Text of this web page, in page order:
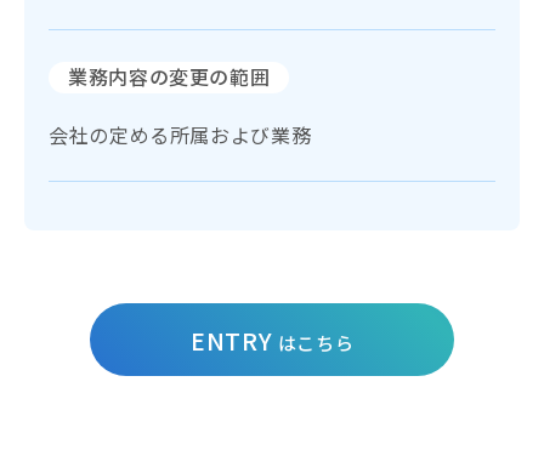
業務内容の変更の範囲
会社の定める所属および業務
ENTRY はこちら